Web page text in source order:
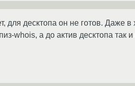
для десктопа он не готов. Даже
whois, а до актив десктопа так